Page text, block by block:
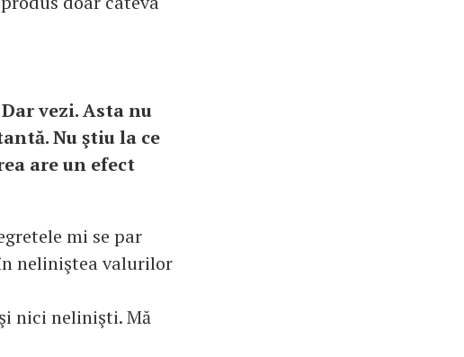
vezi. Asta nu
Nu ştiu la ce
are un efect
mi se par
neliniştea valurilor
nici nelinişti. Mă